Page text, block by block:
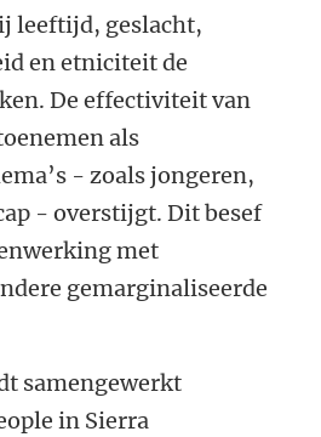
leeftijd, geslacht,
en etniciteit de
De effectiviteit van
als
- zoals jongeren,
- overstijgt. Dit besef
met
gemarginaliseerde
samengewerkt
in Sierra